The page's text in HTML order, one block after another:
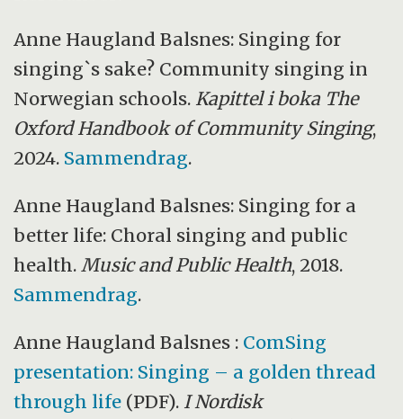
Anne Haugland Balsnes: Singing for
singing`s sake? Community singing in
Norwegian schools. Kapittel i boka The
Oxford Handbook of Community Singing,
2024. Sammendrag.
Anne Haugland Balsnes: Singing for a
better life: Choral singing and public
health.Music and Public Health, 2018.
Sammendrag.
Anne Haugland Balsnes : ComSing
presentation: Singing – a golden thread
through life (PDF). I Nordisk